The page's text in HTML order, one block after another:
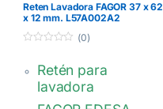
Reten Lavadora FAGOR 37 x 62
x 12 mm. L57A002A2
e
(0)
Retén para
lavadora